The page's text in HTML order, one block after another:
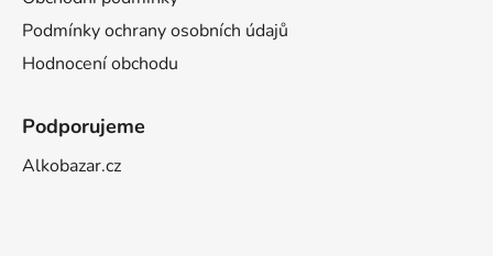
Podmínky ochrany osobních údajů
Hodnocení obchodu
Podporujeme
Alkobazar.cz